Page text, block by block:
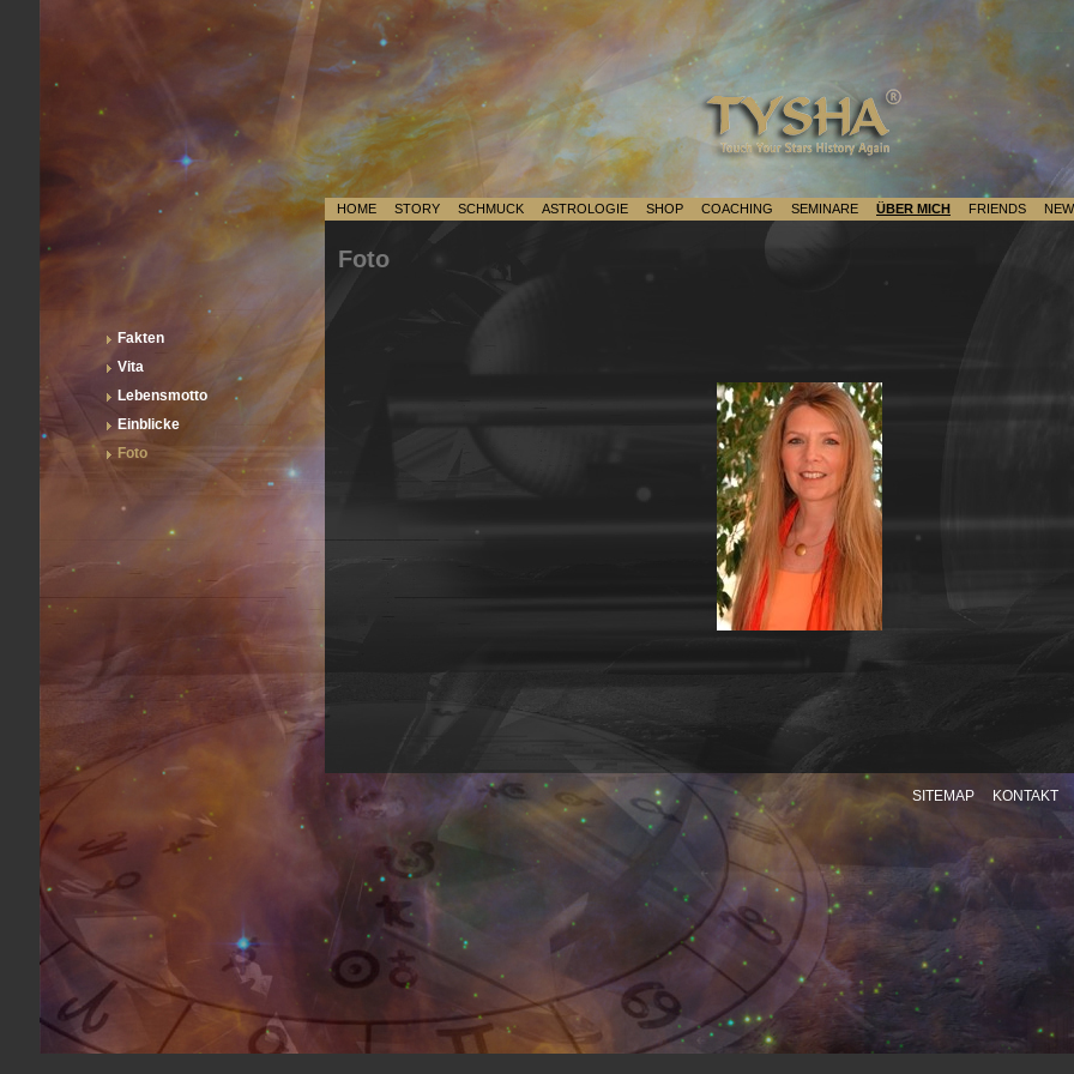
Fakten
Vita
Lebensmotto
Einblicke
Foto
HOME STORY SCHMUCK ASTROLOGIE SHOP COACHING SEMINARE ÜBER MICH FRIENDS
Foto
SITEMAP KONTAKT